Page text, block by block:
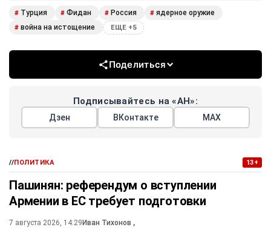
# Турция # Фидан # Россия # ядерное оружие
# война на истощение ЕЩЕ +5
Поделиться
Подписывайтесь на «АН»:
Дзен ВКонтакте МАХ
//ПОЛИТИКА 13+
Пашинян: референдум о вступлении
Армении в ЕС требует подготовки
7 августа 2026, 14:29 Иван Тихонов ,